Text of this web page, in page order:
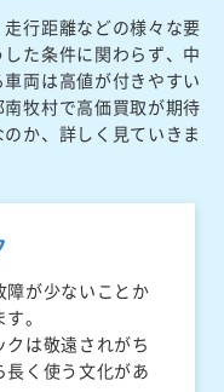
行距離などの様々な要
た条件に関わらず、中
両は高値が付きやすい
牧村で高価買取が期待
か、詳しく見ていきま
障が少ないことか
。
は敬遠されがち
く使う文化があ